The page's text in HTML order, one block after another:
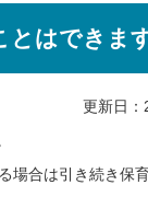
とはできま
更新日：
場合は引き続き保